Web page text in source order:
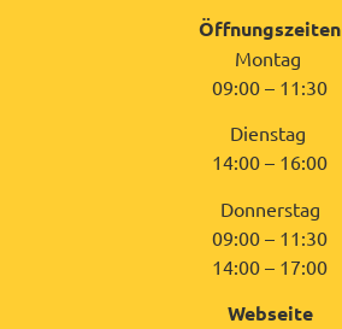
Öffnungszeiten
Montag
09:00 – 11:30
Dienstag
14:00 – 16:00
Donnerstag
09:00 – 11:30
14:00 – 17:00
Webseite